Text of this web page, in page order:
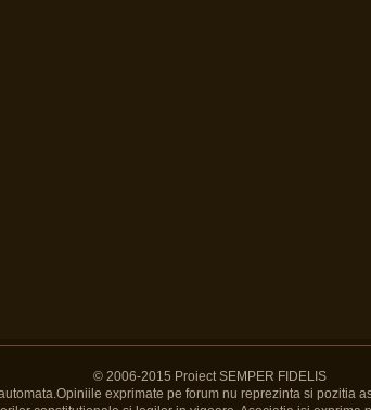
© 2006-2015 Proiect SEMPER FIDELIS
exprimate pe forum nu reprezinta si pozitia